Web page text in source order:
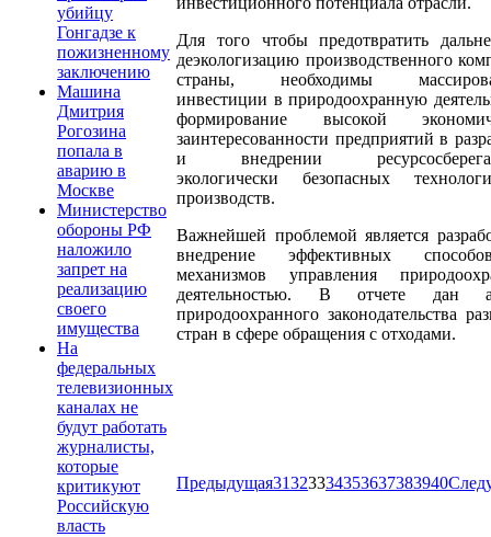
убийцу
Гонгадзе к
пожизненному
заключению
Машина
Дмитрия
Рогозина
попала в
аварию в
Москве
Министерство
обороны РФ
наложило
запрет на
реализацию
своего
имущества
На
федеральных
телевизионных
каналах не
будут работать
журналисты,
которые
критикуют
Российскую
власть
Для того чтобы предотвратить
деэкологизацию производственного
страны, необходимы
инвестиции в природоохранную
формирование высокой
заинтересованности предприятий в
и внедрении
экологически безопасных
производств.
Важнейшей проблемой является
внедрение эффективных
механизмов управления
деятельностью. В отчете дан
природоохранного законодательства
стран в сфере обращения с отходами.
Предыдущая31323334353637383940